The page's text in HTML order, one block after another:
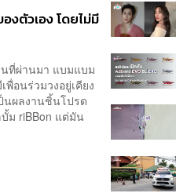
งตัวเอง โดยไม่มี
ที่ผ่านมา แบมแบม
พื่อนร่วมวงอยู่เคียง
นผลงานชิ้นโปรด
ม riBBon แต่มัน